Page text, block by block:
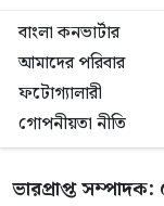
বাংলা কনভার্টার
আমাদের পরিবার
ফটোগ্যালারী
গোপনীয়তা নীতি
ভারপ্রাপ্ত